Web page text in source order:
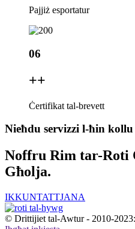
Pajjiż esportatur
06
++
Ċertifikat tal-brevett
Nieħdu servizzi l-ħin
Noffru Rim tar-Roti
Għolja.
IKKUNTATTJANA
© Drittijiet tal-Awtur - 2010-